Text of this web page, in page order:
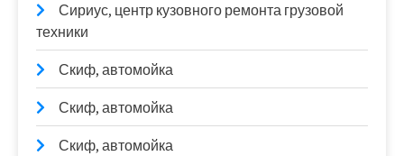
Сириус, центр кузовного ремонта грузовой
техники
Скиф, автомойка
Скиф, автомойка
Скиф, автомойка